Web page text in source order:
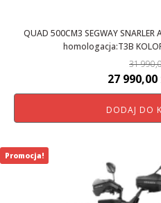
QUAD 500CM3 SEGWAY
homologacja:T3B
31
cena
wynosiła:
27 990,00
DODAJ DO
Promocja!